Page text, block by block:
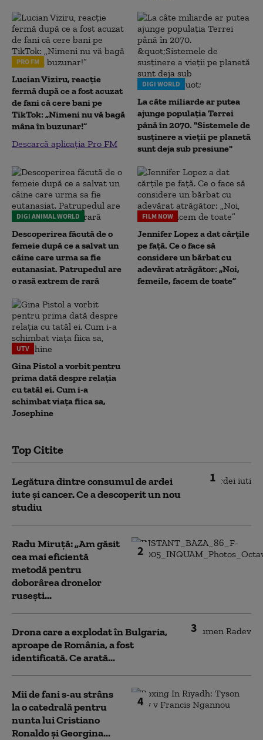
PRO FM
Lucian Viziru, reacție
fermă după ce a fost acuzat
de fani că cere bani pe
TikTok: „Nimeni nu vă bagă
mâna în buzunar!”
Descarcă aplicația Pro FM
DIGI WORLD
La câte miliarde ar putea
ajunge populația Terrei
până în 2070. "Sistemele de
susținere a vieții pe planetă
sunt deja sub presiune"
DIGI ANIMAL WORLD
Descoperirea făcută de o
femeie după ce a salvat un
câine care urma sa fie
eutanasiat. Patrupedul are
o rasă extrem de rară
FILM NOW
Jennifer Lopez a dat cărțile
pe față. Ce o face să
considere un bărbat cu
adevărat atrăgător: „Noi,
femeile, facem de toate”
UTV
Gina Pistol a vorbit pentru
prima dată despre relația
cu tatăl ei. Cum i-a
schimbat viața fiica sa,
Josephine
Top Citite
1
Legătura dintre consumul de ardei
iute și cancer. Ce a descoperit un nou
studiu
2
Radu Miruță: „Am găsit
cea mai eficientă
metodă pentru
doborârea dronelor
rusești...
3
Drona care a explodat în Bulgaria,
aproape de România, a fost
identificată. Ce arată...
4
Mii de fani s-au strâns
la o catedrală pentru
nunta lui Cristiano
Ronaldo şi Georgina...